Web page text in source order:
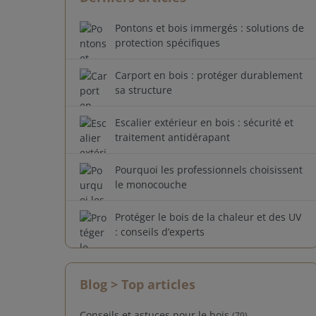
Pontons et bois immergés : solutions de
protection spécifiques
Carport en bois : protéger durablement
sa structure
Escalier extérieur en bois : sécurité et
traitement antidérapant
Pourquoi les professionnels choisissent
le monocouche
Protéger le bois de la chaleur et des UV
: conseils d’experts
Blog > Top articles